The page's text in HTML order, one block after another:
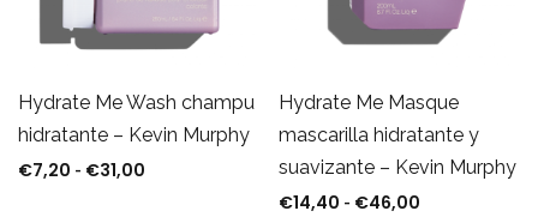
Hydrate Me Wash champu
hidratante – Kevin Murphy
€7,20 - €31,00 Rango de precios: desde €7,20 hasta €31,00
Hydrate Me Masque
mascarilla hidratante y
suavizante – Kevin Murphy
€14,40 - €46,00Rango de